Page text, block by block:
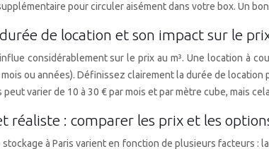
pour circuler aisément dans votre box. Un
de location et son impact sur le
considérablement sur le prix au m³. Une location à
ou années). Définissez clairement la durée de
peut varier de 10 à 30 € par mois et par mètre cube, mais
réaliste : comparer les prix et les
à Paris varient en fonction de plusieurs facteurs :